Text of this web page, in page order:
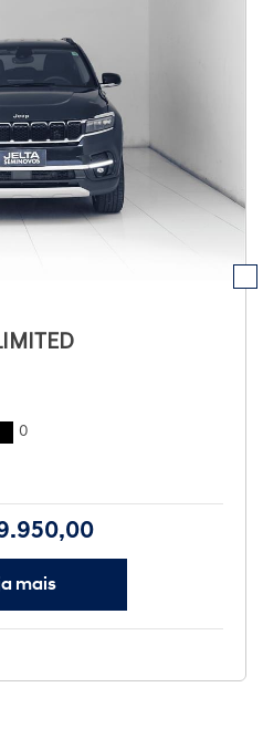
0
mais